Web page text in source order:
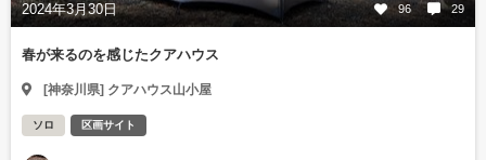
2024年3月30日 96 29
春が来るのを感じたクアハウス
[神奈川県] クアハウス山小屋
ソロ 区画サイト